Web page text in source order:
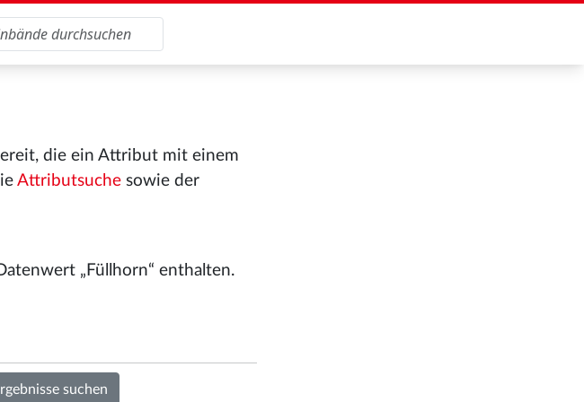
die ein Attribut mit einem
Attributsuche sowie der
„Füllhorn“ enthalten.